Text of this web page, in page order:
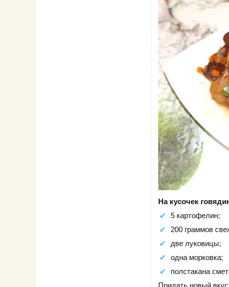
На кусочек
5 картофелин;
200 граммов
две луковицы;
одна морковка;
полстакана
Придать новый